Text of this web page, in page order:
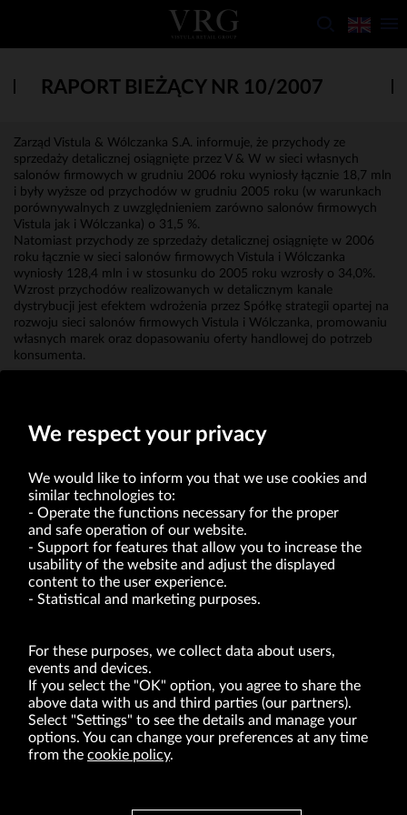
RAPORT BIEŻĄCY NR 10/2007
Zarząd Vistula & Wólczanka S.A. informuje, że przychody ze
sprzedaży detalicznej osiągnięte przez V & W w sieci własnych
salonów firmowych w grudniu 2006 roku wyniosły łącznie 18,7 mln
i były wyższe od przychodów w grudniu 2005 roku (w warunkach
porównywalnych z uwzględnieniem zarówno salonów firmowych
Vistula jak i Wólczanka) o 31,5 %.
Natomiast przychody ze sprzedaży detalicznej osiągnięte w 2006
roku łącznie w sieci salonów firmowych Vistula i Wólczanka
wyniosły 128,4 mln i w stosunku do 2005 roku wzrosły o 34,0%.
Wzrost przychodów realizowanych w detalicznym kanale
dystrybucji jest efektem wdrożenia przez Spółkę strategii opartej na
rozwoju sieci salonów firmowych Vistula i Wólczanka, promowaniu
własnych marek oraz dopasowaniu oferty handlowej do potrzeb
konsumenta.
VRG S.A. | 10 Pilotów Street | 31-462 Kraków
Tax Identification Number: 675-000-03-61
District Court for Kraków-Śródmieście in Kraków
XI Economic Department of the National Court Register number 0000047082
of act of 8.03.2013 on combating excessive late payment in commercial transactions
(Journal of Laws of 2019, item 118 as amended).
BRANDS
We respect your privacy
We would like to inform you that we use cookies and
similar technologies to:
Operate the functions necessary for the proper
and safe operation of our website.
Support for features that allow you to increase the
usability of the website and adjust the displayed
content to the user experience.
Statistical and marketing purposes.
For these purposes, we collect data about users,
events and devices.
If you select the "OK" option, you agree to share the
above data with us and third parties (our partners).
Select "Settings" to see the details and manage your
options. You can change your preferences at any time
from the cookie policy.